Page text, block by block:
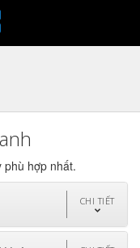
hợp nhất.
CHI TIẾT